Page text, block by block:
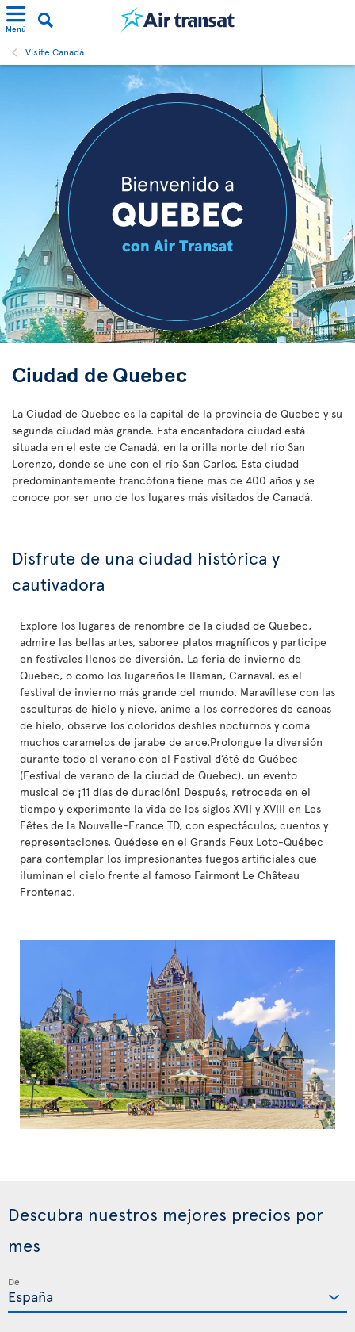
Menú
Visite Canadá
Ciudad de Quebec
La Ciudad de Quebec es la capital de la provincia de Quebec y su
segunda ciudad más grande. Esta encantadora ciudad está
situada en el este de Canadá, en la orilla norte del río San
Lorenzo, donde se une con el río San Carlos. Esta ciudad
predominantemente francófona tiene más de 400 años y se
conoce por ser uno de los lugares más visitados de Canadá.
Disfrute de una ciudad histórica y
cautivadora
Explore los lugares de renombre de la ciudad de Quebec,
admire las bellas artes, saboree platos magníficos y participe
en festivales llenos de diversión. La feria de invierno de
Quebec, o como los lugareños le llaman, Carnaval, es el
festival de invierno más grande del mundo. Maravíllese con las
esculturas de hielo y nieve, anime a los corredores de canoas
de hielo, observe los coloridos desfiles nocturnos y coma
muchos caramelos de jarabe de arce.Prolongue la diversión
durante todo el verano con el Festival d’été de Québec
(Festival de verano de la ciudad de Quebec), un evento
musical de ¡11 días de duración! Después, retroceda en el
tiempo y experimente la vida de los siglos XVII y XVIII en Les
Fêtes de la Nouvelle-France TD, con espectáculos, cuentos y
representaciones. Quédese en el Grands Feux Loto-Québec
para contemplar los impresionantes fuegos artificiales que
iluminan el cielo frente al famoso Fairmont Le Château
Frontenac.
Descubra nuestros mejores precios por
mes
De